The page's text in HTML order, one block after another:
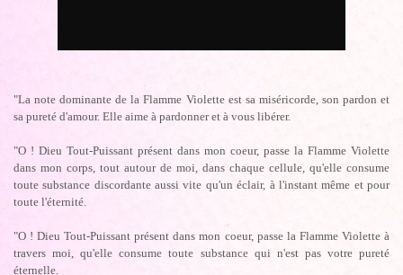
"La note dominante de la Flamme Violette est sa miséricorde, son pardon et
sa pureté d'amour. Elle aime à pardonner et à vous libérer.
"O ! Dieu Tout-Puissant présent dans mon coeur, passe la Flamme Violette
dans mon corps, tout autour de moi, dans chaque cellule, qu'elle consume
toute substance discordante aussi vite qu'un éclair, à l'instant même et pour
toute l'éternité.
"O ! Dieu Tout-Puissant présent dans mon coeur, passe la Flamme Violette à
travers moi, qu'elle consume toute substance qui n'est pas votre pureté
éternelle.